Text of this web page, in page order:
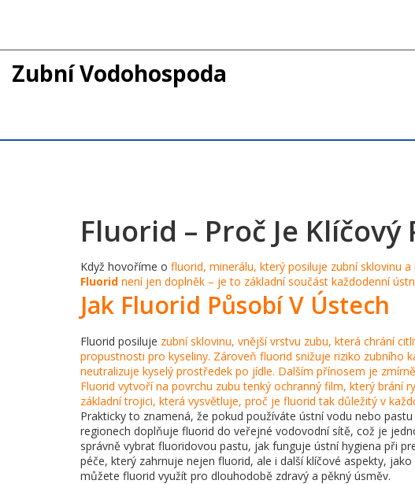
Zubní Vodohospoda
Fluorid – Proč Je
Když hovoříme o fluorid, minerálu, který posiluje zubní sklovinu
Fluorid není jen doplněk – je to základní součást každodenní
Jak Fluorid Působí V Ústech
Fluorid posiluje zubní sklovinu, vnější vrstvu zubu, která chrání
propustnosti pro kyseliny. Zároveň fluorid snižuje riziko zubního
neutralizuje kyselý prostředek po jídle. Dalším přínosem je
Fluorid vytvoří na povrchu zubu tenký ochranný film, který brání
základní trojici, která vysvětluje, proč je fluorid tak důležitý v
Prakticky to znamená, že pokud používáte ústní vodu nebo
regionech doplňuje fluorid do veřejné vodovodní sítě, což je
správně vybrat fluoridovou pastu, jak funguje ústní hygiena při
péče, který zahrnuje nejen fluorid, ale i další klíčové aspekty,
můžete fluorid využít pro dlouhodobě zdravý a pěkný úsměv.